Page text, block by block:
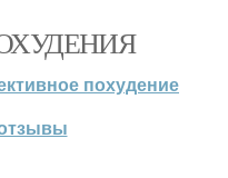
похудение